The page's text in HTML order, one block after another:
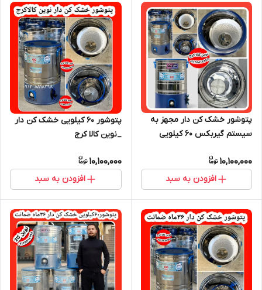
پتوشور خشک کن دار مجهز به
سیستم گیربکس ۶۰ کیلویی
10,100,000
افزودن به سبد
پتوشور ۶۰ کیلویی خشک کن دار
_نوین کالا کرج
10,100,000
افزودن به سبد